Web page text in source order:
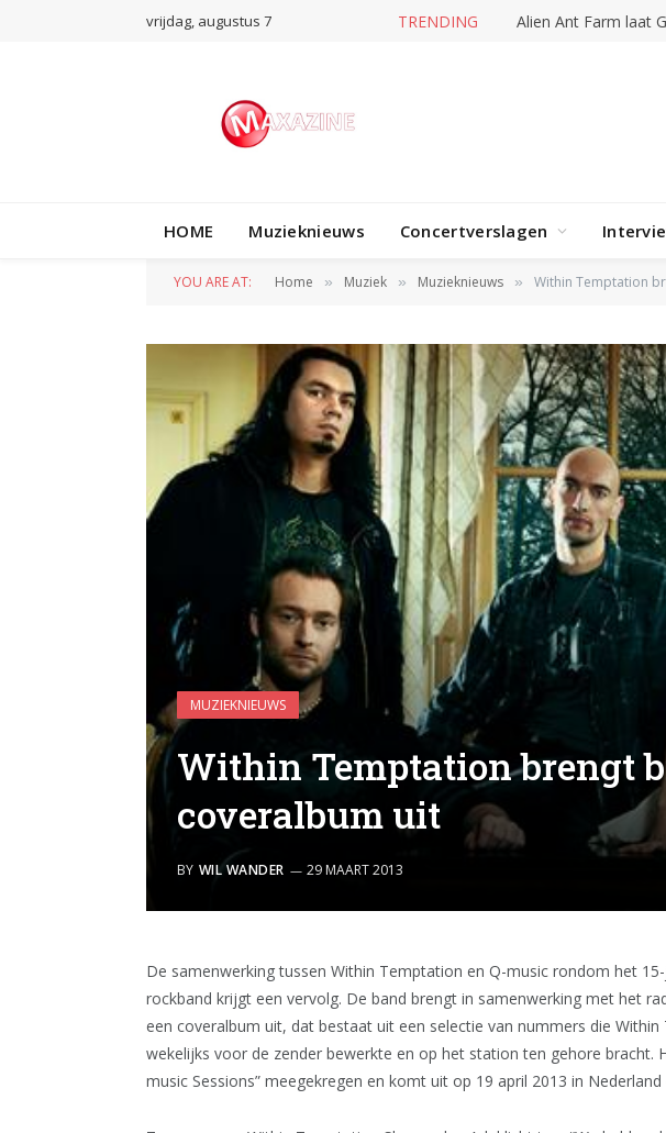
vrijdag, augustus 7 TRENDING
HOME Muzieknieuws Concertverslagen
YOU ARE AT: Home » Muziek » Muzieknieuws » Within Temptation
MUZIEKNIEUWS
Within Temptation brengt
coveralbum uit
BY WIL WANDER 29 MAART 2013
De samenwerking tussen Within Temptation en Q-music rondom het
rockband krijgt een vervolg. De band brengt in samenwerking met het
een coveralbum uit, dat bestaat uit een selectie van nummers die
wekelijks voor de zender bewerkte en op het station ten gehore bracht.
music Sessions” meegekregen en komt uit op 19 april 2013 in Nederland